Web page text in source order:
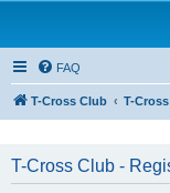
FAQ
T-Cross Club T-
T-Cross Club -